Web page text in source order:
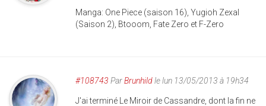
Manga: One Piece (saison 16), Yugioh Zexal
(Saison 2), Btooom, Fate Zero et F-Zero
#108743 ParBrunhildle lun 13/05/2013 à 19h34
J'ai terminé Le Miroir de Cassandre, dont la fin ne